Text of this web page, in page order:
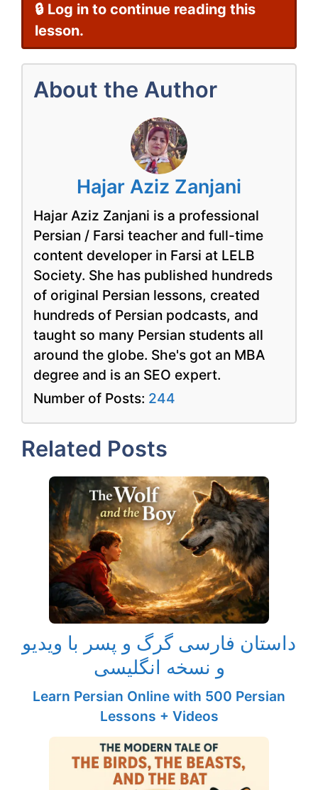
🔒 Log in to continue reading this
lesson.
About the Author
Hajar Aziz Zanjani
Hajar Aziz Zanjani is a professional
Persian / Farsi teacher and full-time
content developer in Farsi at LELB
Society. She has published hundreds
of original Persian lessons, created
hundreds of Persian podcasts, and
taught so many Persian students all
around the globe. She's got an MBA
degree and is an SEO expert.
Number of Posts: 244
Related Posts
داستان فارسی گرگ و پسر با ویدیو
و نسخه انگلیسی
Learn Persian Online with 500 Persian
Lessons + Videos